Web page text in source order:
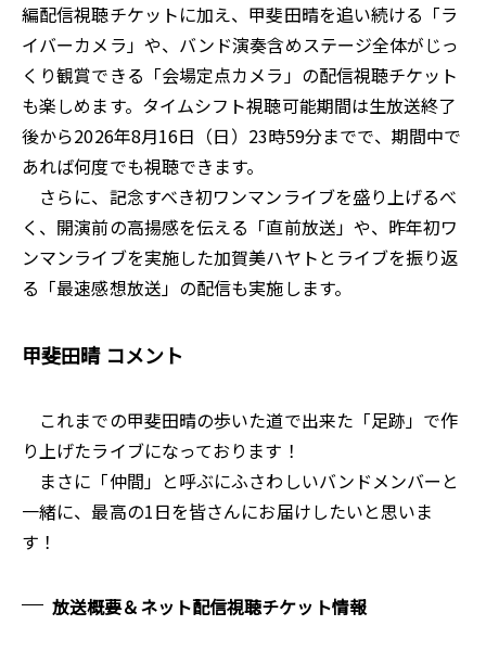
編配信視聴チケットに加え、甲斐田晴を追い続ける「ラ
イバーカメラ」や、バンド演奏含めステージ全体がじっ
くり観賞できる「会場定点カメラ」の配信視聴チケット
も楽しめます。タイムシフト視聴可能期間は生放送終了
後から2026年8月16日（日）23時59分までで、期間中で
あれば何度でも視聴できます。
さらに、記念すべき初ワンマンライブを盛り上げるべ
く、開演前の高揚感を伝える「直前放送」や、昨年初ワ
ンマンライブを実施した加賀美ハヤトとライブを振り返
る「最速感想放送」の配信も実施します。
甲斐田晴 コメント
これまでの甲斐田晴の歩いた道で出来た「足跡」で作
り上げたライブになっております！
まさに「仲間」と呼ぶにふさわしいバンドメンバーと
一緒に、最高の1日を皆さんにお届けしたいと思いま
す！
放送概要＆ネット配信視聴チケット情報